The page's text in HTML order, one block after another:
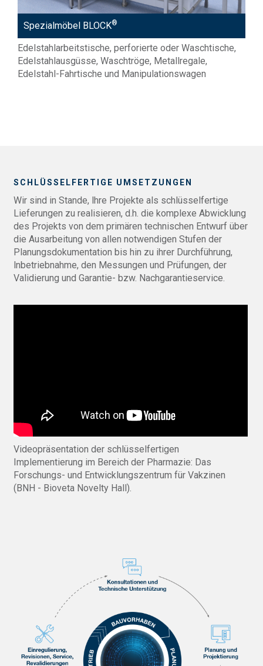
Spezialmöbel BLOCK®
Edelstahlarbeitstische, perforierte oder Waschtische,
Edelstahlausgüsse, Waschtröge, Metallregale,
Edelstahl-Fahrtische und Manipulationswagen
SCHLÜSSELFERTIGE UMSETZUNGEN
Wir sind in Stande, lhre Projekte als schlüsselfertige
Lieferungen zu realisieren, d.h. die komplexe Abwicklung
des Projekts von dem primären technischen Entwurf über
die Ausarbeitung von allen notwendigen Stufen der
Planungsdokumentation bis hin zu ihrer Durchführung,
lnbetriebnahme, den Messungen und Prüfungen, der
Validierung und Garantie- bzw. Nachgarantieservice.
Videopräsentation der schlüsselfertigen
Implementierung im Bereich der Pharmazie: Das
Forschungs- und Entwicklungszentrum für Vakzinen
(BNH - Bioveta Novelty Hall).